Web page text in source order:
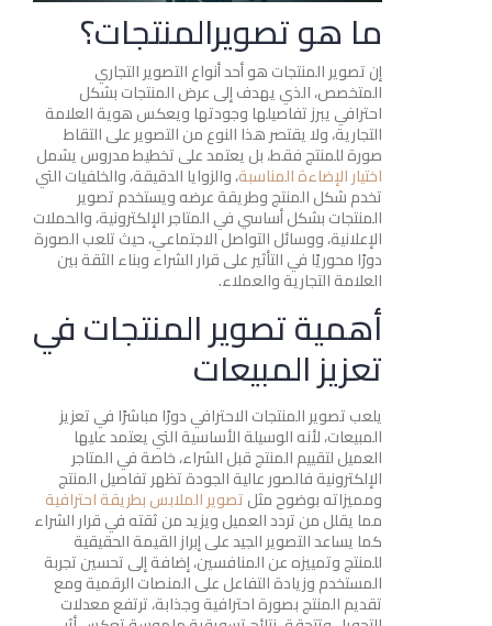
ما هو تصويرالمنتجات؟
إن تصوير المنتجات هو أحد أنواع التصوير التجاري
المتخصص، الذي يهدف إلى عرض المنتجات بشكل
احترافي يبرز تفاصيلها وجودتها ويعكس هوية العلامة
التجارية، ولا يقتصر هذا النوع من التصوير على التقاط
صورة للمنتج فقط، بل يعتمد على تخطيط مدروس يشمل
اختيار الإضاءة المناسبة، والزوايا الدقيقة، والخلفيات التي
تخدم شكل المنتج وطريقة عرضه ويستخدم تصوير
المنتجات بشكل أساسي في المتاجر الإلكترونية، والحملات
الإعلانية، ووسائل التواصل الاجتماعي، حيث تلعب الصورة
دورًا محوريًا في التأثير على قرار الشراء وبناء الثقة بين
العلامة التجارية والعملاء.
أهمية تصوير المنتجات في
تعزيز المبيعات
يلعب تصوير المنتجات الاحترافي دورًا مباشرًا في تعزيز
المبيعات، لأنه الوسيلة الأساسية التي يعتمد عليها
العميل لتقييم المنتج قبل الشراء، خاصة في المتاجر
الإلكترونية فالصور عالية الجودة تظهر تفاصيل المنتج
ومميزاته بوضوح مثلتصوير الملابس بطريقة احترافية
مما يقلل من تردد العميل ويزيد من ثقته في قرار الشراء
كما يساعد التصوير الجيد على إبراز القيمة الحقيقية
للمنتج وتمييزه عن المنافسين، إضافة إلى تحسين تجربة
المستخدم وزيادة التفاعل على المنصات الرقمية ومع
تقديم المنتج بصورة احترافية وجذابة، ترتفع معدلات